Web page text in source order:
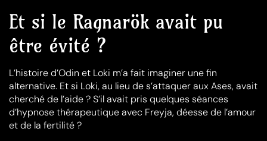
Et si le Ragnarök avait pu
être évité ?
L’histoire d’Odin et Loki m’a fait imaginer une fin
alternative. Et si Loki, au lieu de s’attaquer aux Ases, avait
cherché de l’aide ? S’il avait pris quelques séances
d’hypnose thérapeutique avec Freyja, déesse de l’amour
et de la fertilité ?